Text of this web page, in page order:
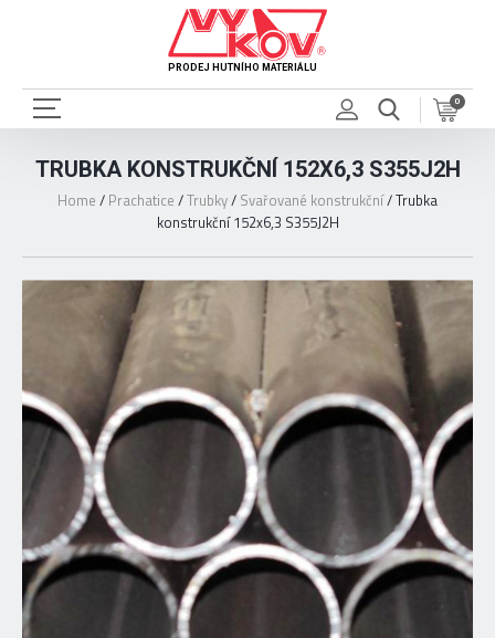
PRODEJ HUTNÍHO MATERIÁLU
0
TRUBKA KONSTRUKČNÍ 152X6,3 S355J2H
Home / Prachatice /Trubky/ Svařované konstrukční/Trubka
konstrukční 152x6,3 S355J2H